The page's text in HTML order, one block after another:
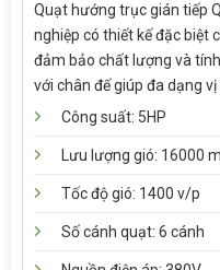
Quạt hướng trục gián tiếp
nghiệp có thiết kế đặc biệt
đảm bảo chất lượng và
với chân đế giúp đa dạng
Công suất: 5HP
Lưu lượng gió: 16000
Tốc độ gió: 1400 v/p
Số cánh quạt: 6 cánh